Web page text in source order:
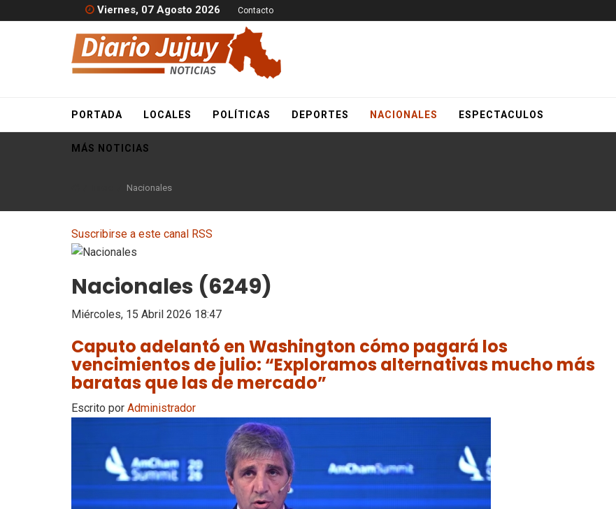
Viernes, 07 Agosto 2026 Contacto
PORTADA LOCALES POLÍTICAS DEPORTES NACIONALES ESPECTACULOS
MÁS NOTICIAS
Nacionales
Suscribirse a este canal RSS
Nacionales (6249)
Miércoles, 15 Abril 2026 18:47
Caputo adelantó en Washington cómo pagará los
vencimientos de julio: “Exploramos alternativas mucho más
baratas que las de mercado”
Escrito por Administrador